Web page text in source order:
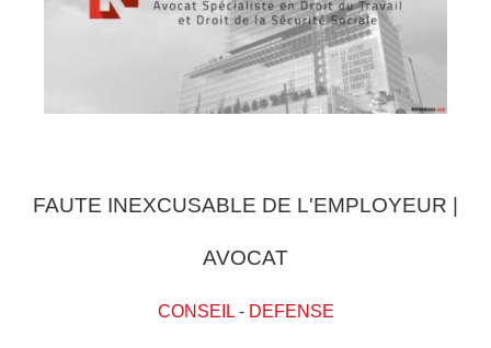
FAUTE INEXCUSABLE DE L'EMPLOYEUR |
AVOCAT
CONSEIL- DEFENSE